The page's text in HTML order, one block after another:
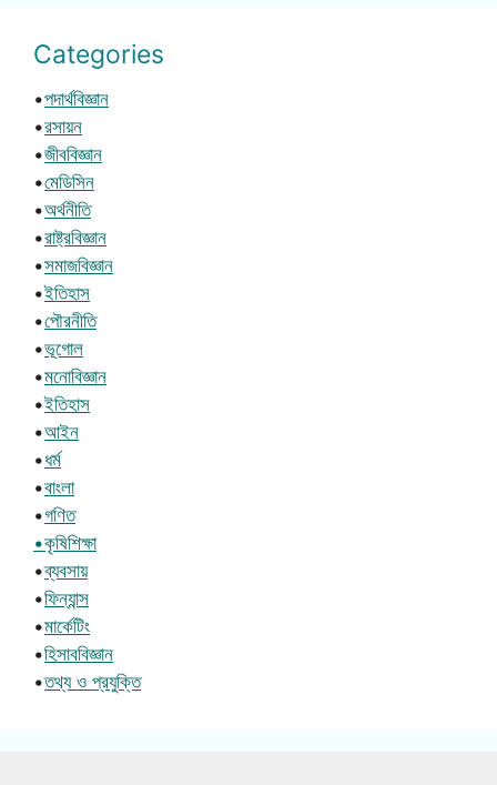
Categories
•পদার্থবিজ্ঞান
•রসায়ন
•জীববিজ্ঞান
•মেডিসিন
•অর্থনীতি
•রাষ্ট্রবিজ্ঞান
•সমাজবিজ্ঞান
•ইতিহাস
•পৌরনীতি
•ভূগোল
•মনোবিজ্ঞান
•ইতিহাস
•আইন
•ধর্ম
•বাংলা
•গণিত
•কৃষিশিক্ষা
•ব্যবসায়
•ফিন্যান্স
•মার্কেটিং
•হিসাববিজ্ঞান
•তথ্য ও প্রযুক্তি